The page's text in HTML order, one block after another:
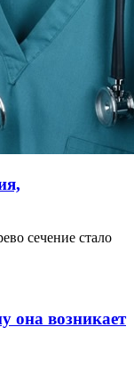
сечение стало
она возникает